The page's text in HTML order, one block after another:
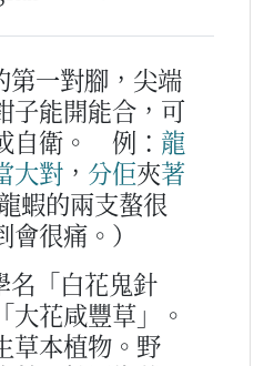
第一對腳，尖端
子能開能合，可
自衛。
例： 龍
大對 ， 分佢夾著
龍蝦的兩支螯很
很痛。）
名「白花鬼針
大花咸豐草」。
草本植物。野